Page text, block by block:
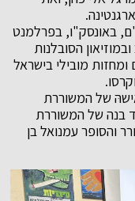
באונסק"ו, בפרלמנט
הסובלנות
מובילי בישראל
של המשוררת
בנה של המשוררת
והסופר עמנואל בן